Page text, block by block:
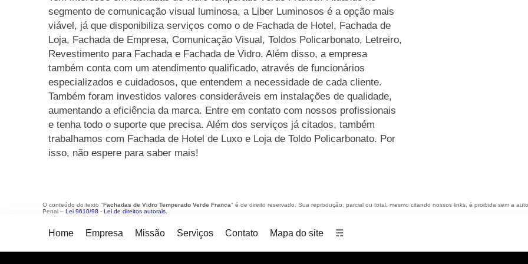
segmento de comunicação visual luminosa, a Liber Luminosos é a opção mais
viável, já que disponibiliza serviços como o de Fachada de Hotel, Fachada de
Loja, Fachada de Empresa, Comunicação Visual, Toldos Policarbonato, Letreiro,
Revestimento para Fachada e Fachada de Vidro. Além disso, a empresa
também conta com um atendimento qualificado, através de funcionários
especializados e cuidadosos, que entendem a necessidade de cada cliente.
Também foram investidos valores consideráveis em instalações de qualidade,
aumentando a eficiência da marca. Entre em contato com nossos profissionais
e tenha todo o suporte que precisa. Além dos serviços já citados, também
trabalhamos com Fachada de Hotel de Luxo e Loja de Toldo Policarbonato. Por
isso, não espere para saber mais!
O conteúdo do texto "Fachadas de Vidro Temperado Verde Franca" é de direito reservado. Sua reprodução, parcial ou total, mesmo citando nossos links, é proibida sem a
Penal – Lei 9610/98 - Lei de direitos autorais
Home Empresa Missão Serviços Contato Mapa do site ☴